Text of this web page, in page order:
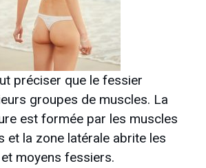
préciser que le fessier
groupes de muscles. La
est formée par les muscles
et la zone latérale abrite les
moyens fessiers.